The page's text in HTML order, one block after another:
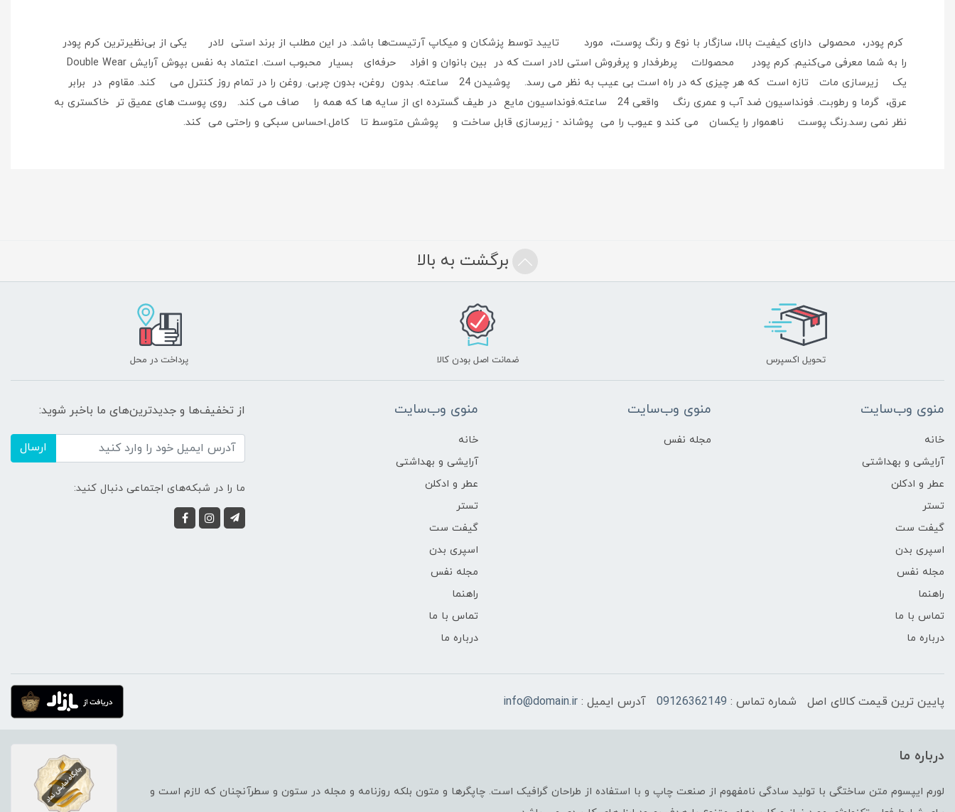
کرم پودر، محصولی دارای کیفیت بالا، سازگار با نوع و رنگ پوست، مورد تایید توسط پزشکان و میکاپ آرتیست‌ها باشد. در این مطلب از برند استی لادر یکی از بی‌نظیرترین کرم پودر
را به شما معرفی می‌کنیم. کرم پودر محصولات پرطرفدار و پرفروش استی لادر است که در بین بانوان و افراد حرفه‌ای بسیار محبوب است. اعتماد به نفس بپوش آرایش Double Wear
یک زیرسازی مات تازه است که هر چیزی که در راه است بی عیب به نظر می رسد. پوشیدن 24 ساعته. بدون روغن، بدون چربی. روغن را در تمام روز کنترل می کند. مقاوم در برابر
عرق، گرما و رطوبت. فونداسیون ضد آب و عمری رنگ واقعی 24 ساعته.فونداسیون مایع در طیف گسترده ای از سایه ها که همه را صاف می کند. روی پوست های عمیق تر خاکستری به
نظر نمی رسد.رنگ پوست ناهموار را یکسان می کند و عیوب را می پوشاند - زیرسازی قابل ساخت و پوشش متوسط تا کامل.احساس سبکی و راحتی می کند.
برگشت به بالا
تحویل اکسپرس ضمانت اصل بودن کالا پرداخت در محل
منوی وب‌سایت
خانه
آرایشی و بهداشتی
عطر و ادکلن
تستر
گیفت ست
اسپری بدن
مجله نفس
راهنما
تماس با ما
درباره ما
منوی وب‌سایت
مجله نفس
منوی وب‌سایت
خانه
آرایشی و بهداشتی
عطر و ادکلن
تستر
گیفت ست
اسپری بدن
مجله نفس
راهنما
تماس با ما
درباره ما
از تخفیف‌ها و جدیدترین‌های ما باخبر شوید:
ارسال
ما را در شبکه‌های اجتماعی دنبال کنید:
پایین ترین قیمت کالای اصل شماره تماس : 09126362149 آدرس ایمیل : info@domain.ir
درباره ما
لورم ایپسوم متن ساختگی با تولید سادگی نامفهوم از صنعت چاپ و با استفاده از طراحان گرافیک است. چاپگرها و متون بلکه روزنامه و مجله در ستون و سطرآنچنان که لازم است و